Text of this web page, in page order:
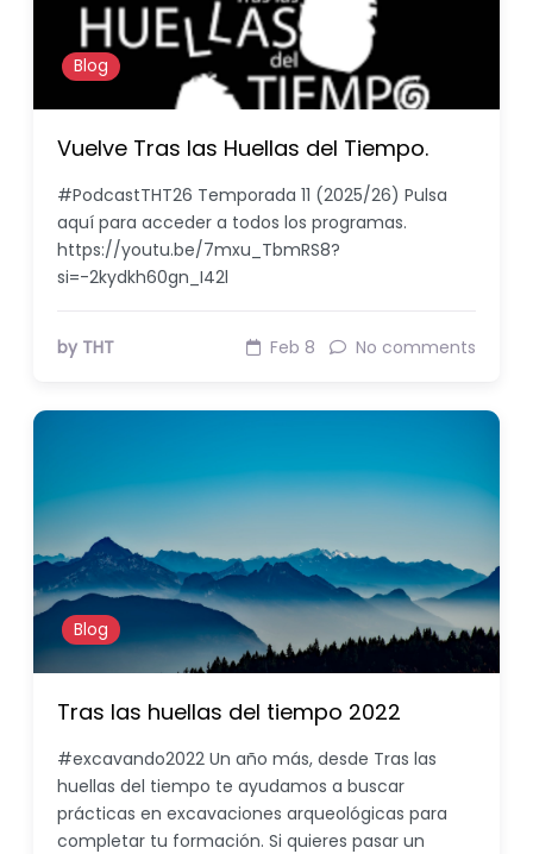
Blog
Vuelve Tras las Huellas del Tiempo.
#PodcastTHT26 Temporada 11 (2025/26) Pulsa
aquí para acceder a todos los programas.
https://youtu.be/7mxu_TbmRS8?
si=-2kydkh60gn_I42l
by THT Feb 8 No comments
Blog
Tras las huellas del tiempo 2022
#excavando2022 Un año más, desde Tras las
huellas del tiempo te ayudamos a buscar
prácticas en excavaciones arqueológicas para
completar tu formación. Si quieres pasar un